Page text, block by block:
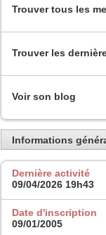
Trouver tous les
Trouver les
Voir son blog
Informations
Dernière activité
09/04/2026 19h43
Date d'inscription
09/01/2005